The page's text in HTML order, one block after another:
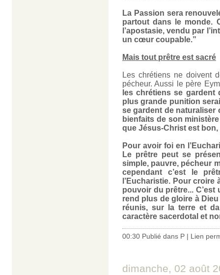
La Passion sera
partout dans le monde.
l’apostasie, vendu par
un cœur coupable.”
Mais tout prêtre est sacré
Les chrétiens ne doivent
pécheur. Aussi le père
les chrétiens se gardent
plus grande punition
se gardent de naturaliser
bienfaits de son
que Jésus-Christ est bon,
Pour avoir foi en
Le prêtre peut se
simple, pauvre, pécheur
cependant c’est le
l’Eucharistie. Pour
pouvoir du prêtre...
rend plus de gloire à
réunis, sur la terre et
caractère sacerdotal et
00:30 Publié dans P | Lien
dimanche, 02 août